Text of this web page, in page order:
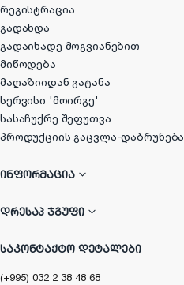
რეგისტრაცია
გადახდა
გადაიხადე მოგვიანებით
მიწოდება
მაღაზიიდან გატანა
სერვისი 'მოირგე'
სასაჩუქრე შეფუთვა
პროდუქციის გაცვლა-დაბრუნება
ᲘᲜᲤᲝᲠᲛᲐᲪᲘᲐ
ᲓᲠᲔᲡᲐᲞ ᲯᲒᲣᲤᲘ
ᲡᲐᲙᲝᲜᲢᲐᲥᲢᲝ ᲓᲔᲢᲐᲚᲔᲑᲘ
(+995) 032 2 38 48 68